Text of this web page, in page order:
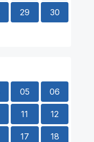
29 30
05 06
11 12
17 18